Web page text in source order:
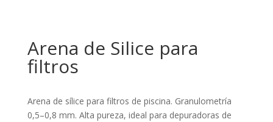
Arena de Silice para
filtros
Arena de sílice para filtros de piscina. Granulometría
0,5–0,8 mm. Alta pureza, ideal para depuradoras de